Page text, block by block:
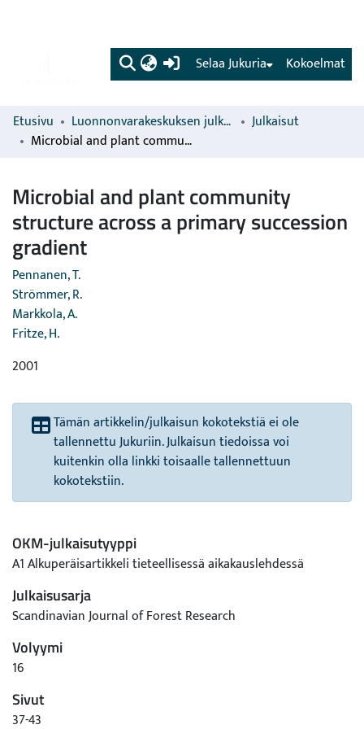
(current) Kokoelmat
Selaa Jukuria
Etusivu Luonnonvarakeskuksen julkaisut
Julkaisut
Microbial and plant community structure across a primary succession gradient
Microbial and plant community
structure across a primary succession
gradient
Pennanen, T.
Strömmer, R.
Markkola, A.
Fritze, H.
2001
Tämän artikkelin/julkaisun kokotekstiä ei ole
tallennettu Jukuriin. Julkaisun tiedoissa voi
kuitenkin olla linkki toisaalle tallennettuun
kokotekstiin.
OKM-julkaisutyyppi
A1 Alkuperäisartikkeli tieteellisessä aikakauslehdessä
Julkaisusarja
Scandinavian Journal of Forest Research
Volyymi
16
Sivut
37-43